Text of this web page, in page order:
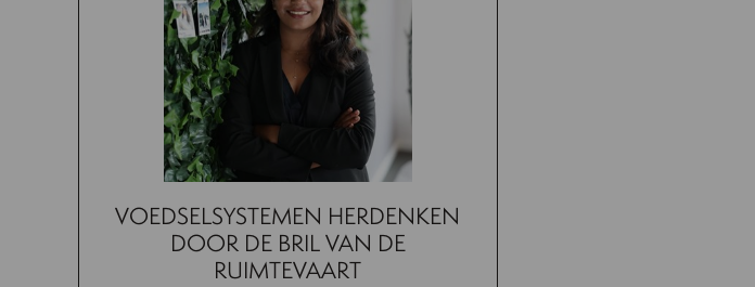
VOEDSELSYSTEMEN HERDENKEN
DOOR DE BRIL VAN DE
RUIMTEVAART